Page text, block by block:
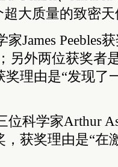
大质量的致密天
James Peebles
另外两位获奖者
奖理由是“发现了
科学家Arthur
，获奖理由是“在